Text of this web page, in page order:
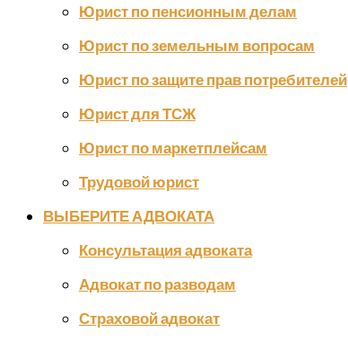
Юрист по пенсионным делам
Юрист по земельным вопросам
Юрист по защите прав потребителей
Юрист для ТСЖ
Юрист по маркетплейсам
Трудовой юрист
ВЫБЕРИТЕ АДВОКАТА
Консультация адвоката
Адвокат по разводам
Страховой адвокат